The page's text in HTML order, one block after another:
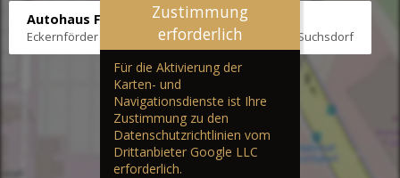
Autohaus Fräter
Eckernförder Str. /Klausbrooker Weg 1, 24107 Kiel-Suchsdorf
Zustimmung
erforderlich
Für die Aktivierung der
Karten- und
Navigationsdienste ist Ihre
Zustimmung zu den
Datenschutzrichtlinien vom
Drittanbieter Google LLC
erforderlich.